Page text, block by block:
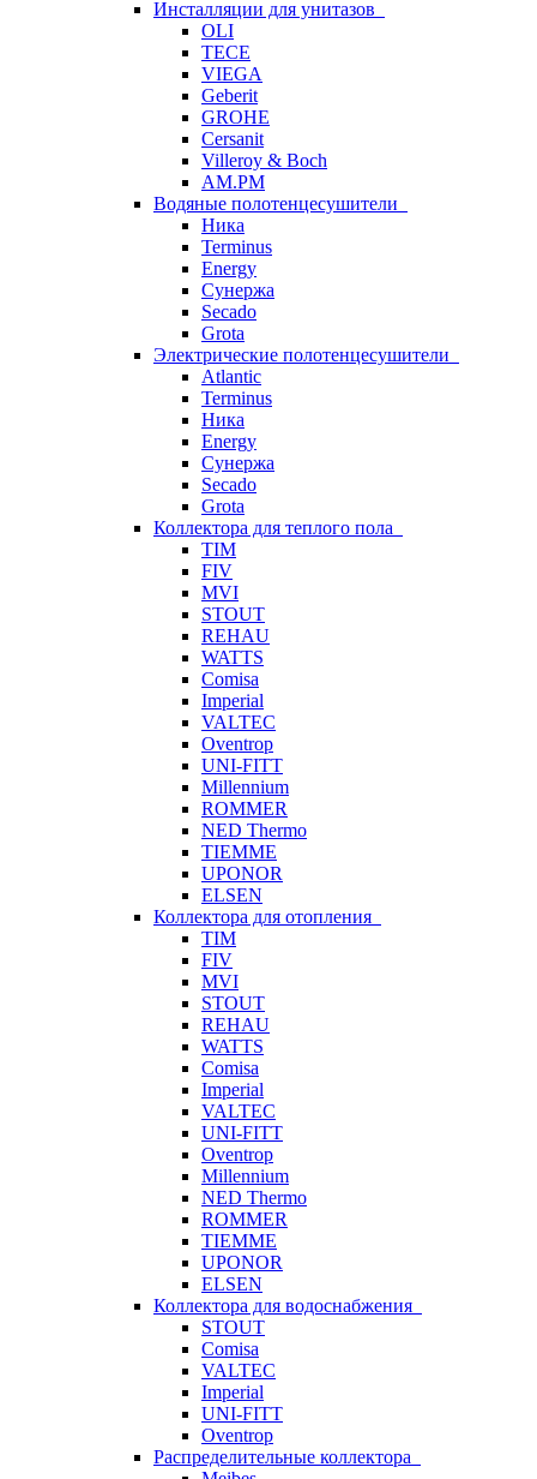
Инсталляции для унитазов
OLI
TECE
VIEGA
Geberit
GROHE
Cersanit
Villeroy & Boch
AM.PM
Водяные полотенцесушители
Ника
Terminus
Energy
Сунержа
Secado
Grota
Электрические полотенцесушители
Atlantic
Terminus
Ника
Energy
Сунержа
Secado
Grota
Коллектора для теплого пола
TIM
FIV
MVI
STOUT
REHAU
WATTS
Comisa
Imperial
VALTEC
Oventrop
UNI-FITT
Millennium
ROMMER
NED Thermo
TIEMME
UPONOR
ELSEN
Коллектора для отопления
TIM
FIV
MVI
STOUT
REHAU
WATTS
Comisa
Imperial
VALTEC
UNI-FITT
Oventrop
Millennium
NED Thermo
ROMMER
TIEMME
UPONOR
ELSEN
Коллектора для водоснабжения
STOUT
Comisa
VALTEC
Imperial
UNI-FITT
Oventrop
Распределительные коллектора